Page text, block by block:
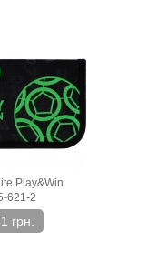
Play&Win
621-2
грн.